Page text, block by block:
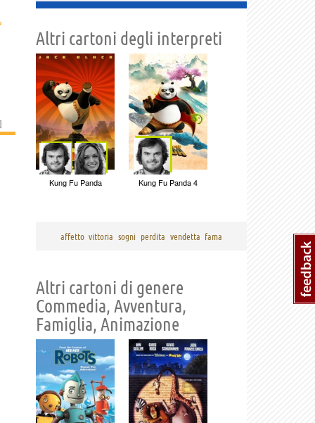
]
Altri cartoni degli interpreti
Kung Fu Panda Kung Fu Panda 4
affetto vittoria sogni perdita vendetta fama
Altri cartoni di genere
Commedia, Avventura,
Famiglia, Animazione